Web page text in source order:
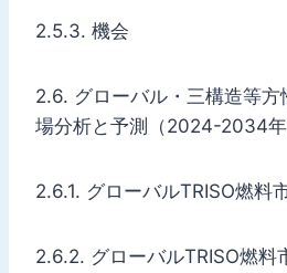
2.5.3. 機会
2.6. グローバル・三構造等方
場分析と予測（2024-2034年
2.6.1. グローバルTRISO燃料
2.6.2. グローバルTRISO燃料